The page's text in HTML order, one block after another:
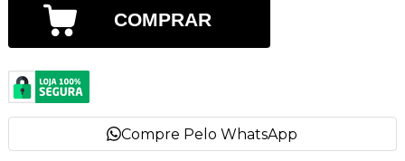
COMPRAR
Compre Pelo WhatsApp